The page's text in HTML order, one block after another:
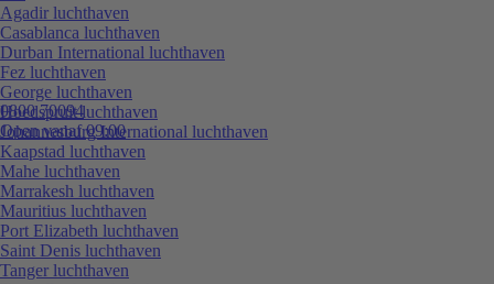
0800 70094
Open vanaf 09:00
Agadir luchthaven
Casablanca luchthaven
Durban International luchthaven
Fez luchthaven
George luchthaven
Hoedspruit luchthaven
Johannesburg International luchthaven
Kaapstad luchthaven
Mahe luchthaven
Marrakesh luchthaven
Mauritius luchthaven
Port Elizabeth luchthaven
Saint Denis luchthaven
Tanger luchthaven